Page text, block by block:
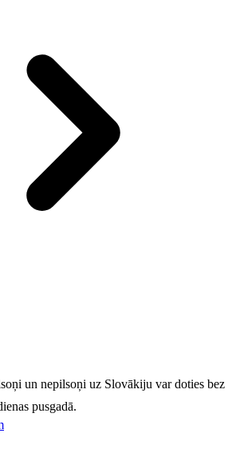
un nepilsoņi uz Slovākiju var doties bez
pusgadā.